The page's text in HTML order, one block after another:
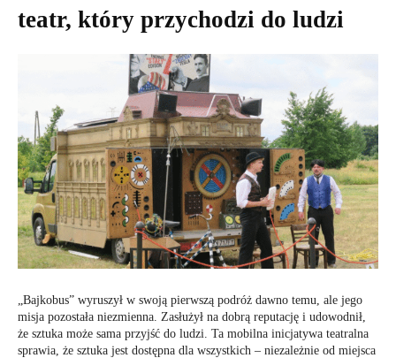
teatr, który przychodzi do ludzi
„Bajkobus” wyruszył w swoją pierwszą podróż dawno temu, ale jego
misja pozostała niezmienna. Zasłużył na dobrą reputację i udowodnił,
że sztuka może sama przyjść do ludzi. Ta mobilna inicjatywa teatralna
sprawia, że sztuka jest dostępna dla wszystkich – niezależnie od miejsca